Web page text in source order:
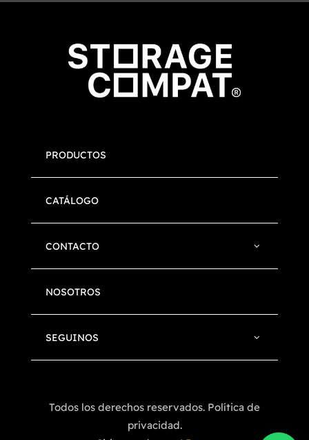
PRODUCTOS
CATÁLOGO
CONTACTO
NOSOTROS
SEGUINOS
Todos los derechos reservados. Política de
privacidad.